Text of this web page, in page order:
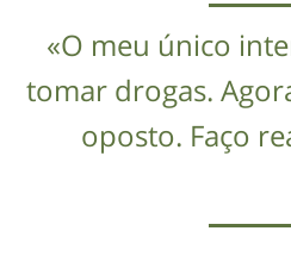
«O meu único
tomar drogas.
oposto. Faço